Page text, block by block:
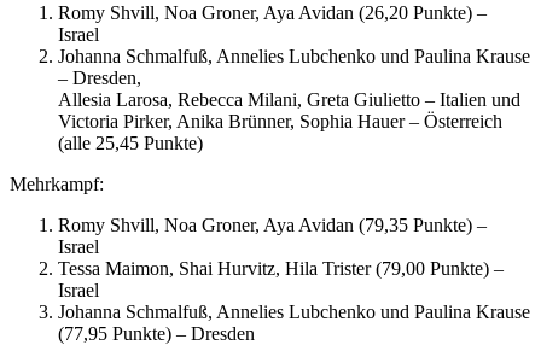
Romy Shvill, Noa Groner, Aya Avidan (26,20 Punkte) –
Israel
Johanna Schmalfuß, Annelies Lubchenko und Paulina Krause
– Dresden,
Allesia Larosa, Rebecca Milani, Greta Giulietto – Italien und
Victoria Pirker, Anika Brünner, Sophia Hauer – Österreich
(alle 25,45 Punkte)
Mehrkampf:
Romy Shvill, Noa Groner, Aya Avidan (79,35 Punkte) –
Israel
Tessa Maimon, Shai Hurvitz, Hila Trister (79,00 Punkte) –
Israel
Johanna Schmalfuß, Annelies Lubchenko und Paulina Krause
(77,95 Punkte) – Dresden